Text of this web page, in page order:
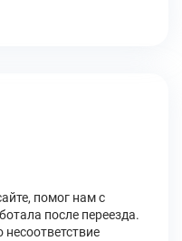
помог нам с
после переезда.